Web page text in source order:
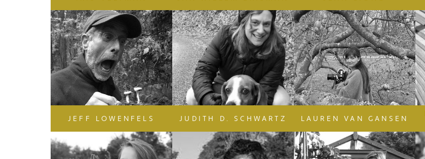
JEFF LOWENFELS JUDITH D. SCHWARTZ LAUREN VAN GANSEN